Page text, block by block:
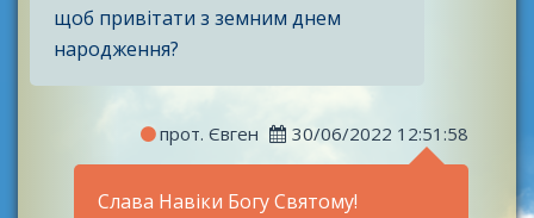
щоб привітати з земним днем
народження?
прот. Євген 30/06/2022 12:51:58
Слава Навіки Богу Святому!